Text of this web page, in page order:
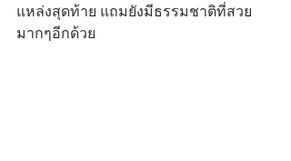
แหล่งสุดท้าย แถมยังมีธรรมชาติที่สวย
มากๆอีกด้วย